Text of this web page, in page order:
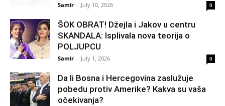
Samir - July 10, 2026 0
ŠOK OBRAT! Džejla i Jakov u centru
SKANDALA: Isplivala nova teorija o
POLJUPCU
Samir - July 1, 2026 0
Da li Bosna i Hercegovina zaslužuje
pobedu protiv Amerike? Kakva su vaša
očekivanja?